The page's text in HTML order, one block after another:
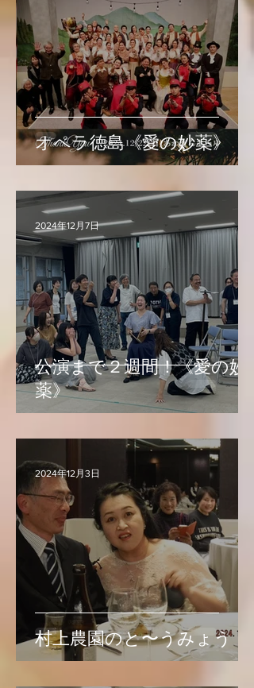
オペラ徳島《愛の妙薬》
公演まで２週間！《愛の妙
薬》
2024年12月7日
村上農園のと〜うみょう！
2024年12月3日